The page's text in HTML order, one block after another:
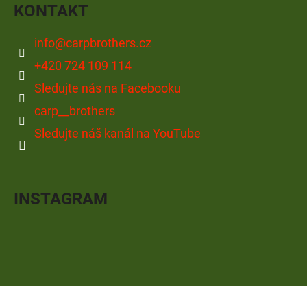
KONTAKT
info@carpbrothers.cz
+420 724 109 114
Sledujte nás na Facebooku
carp__brothers
Sledujte náš kanál na YouTube
INSTAGRAM